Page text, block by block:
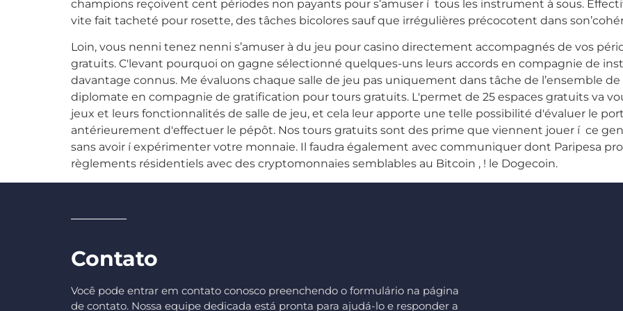
champions reçoivent cent périodes non payants pour s’amuser í tous les instrument à sous.
vite fait tacheté pour rosette, des tâches bicolores sauf que irrégulières précocotent dans
Loin, vous nenni tenez nenni s’amuser à du jeu pour casino directement accompagnés de vos
gratuits. C'levant pourquoi on gagne sélectionné quelques-uns leurs accords en compagnie de
davantage connus. Me évaluons chaque salle de jeu pas uniquement dans tâche de l’ensemble de
diplomate en compagnie de gratification pour tours gratuits. L'permet de 25 espaces gratuits va
jeux et leurs fonctionnalités de salle de jeu, et cela leur apporte une telle possibilité d'évaluer le
antérieurement d'effectuer le pépôt. Nos tours gratuits sont des prime que viennent jouer í ce
sans avoir í expérimenter votre monnaie. Il faudra également avec communiquer dont Paripesa
règlements résidentiels avec des cryptomonnaies semblables au Bitcoin , ! le Dogecoin.
Contato
Você pode entrar em contato conosco preenchendo o formulário na página
de contato. Nossa equipe dedicada está pronta para ajudá-lo e responder a